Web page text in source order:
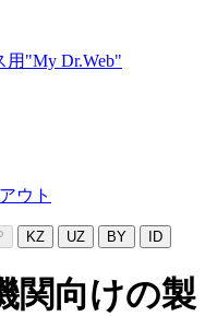
"My Dr.Web"
ウト
KZ UZ BY ID
関向けの製